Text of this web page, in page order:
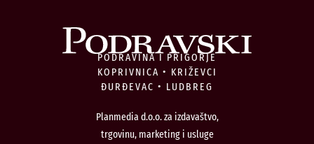
PODRAVINA I PRIGORJE
KOPRIVNICA • KRIŽEVCI
ĐURĐEVAC • LUDBREG
Planmedia d.o.o. za izdavaštvo,
trgovinu, marketing i usluge